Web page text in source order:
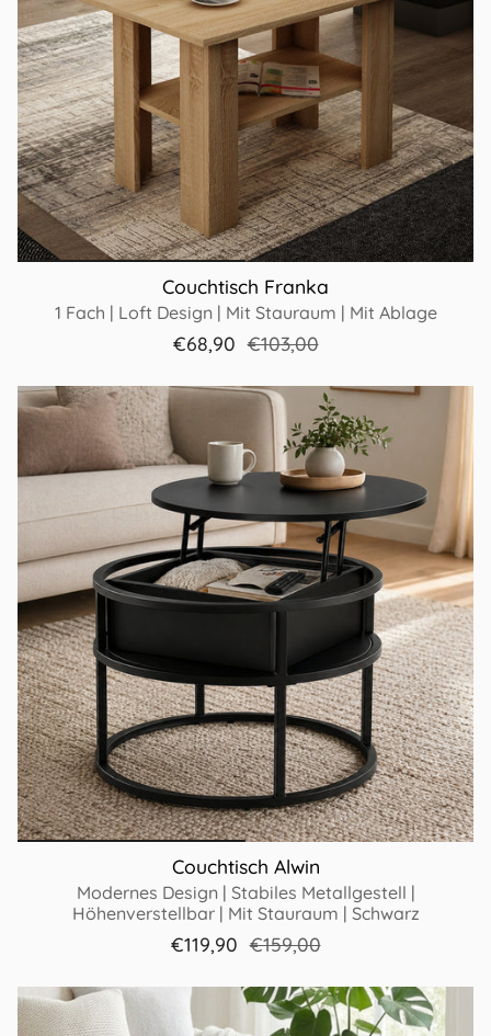
Couchtisch Franka
1 Fach | Loft Design | Mit Stauraum | Mit Ablage
€68,90 €103,00
Couchtisch Alwin
Modernes Design | Stabiles Metallgestell |
Höhenverstellbar | Mit Stauraum | Schwarz
€119,90 €159,00